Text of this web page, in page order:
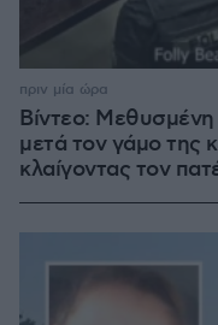
Βίντεο:
μετά τον γάμο της
κλαίγοντας τον
πριν μία ώρα